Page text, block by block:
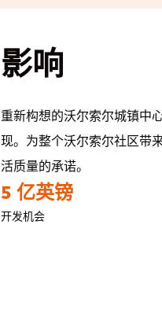
影响
重新构想的沃尔索尔城镇中
现。为整个沃尔索尔社区带
活质量的承诺。
5 亿英镑
开发机会